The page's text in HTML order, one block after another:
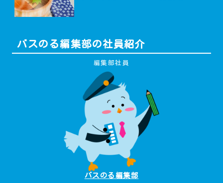
バスのる編集部の社員紹介
編集部社員
バスのる編集部